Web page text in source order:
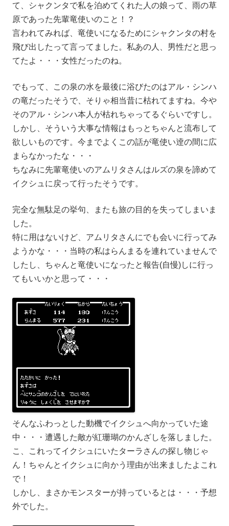
て、シャクンタで私を泊めてくれた人の娘って、雨の草
原であった先輩竜使いのこと！？
言われてみれば、竜使いになるためにシャクンタの村を
飛び出したって言ってました。私あの人、男性だと思っ
てたよ・・・女性だったのね。
でもって、この泉の水を最後に浴びたのはアル・シンハ
の竜だったそうで、そりゃ相当昔に枯れてますね。今や
そのアル・シンハ本人が枯れちゃってるぐらいですし。
しかし、そういう大事な情報はもっとちゃんと流布して
欲しいものです。今までよくこの話が竜使い逹の間に広
まらなかったな・・・
ちなみに先輩竜使いのアムリタさんはルズの泉を諦めて
イクシュに戻って行ったそうです。
完全な無駄足の挙句、またも旅の目的を失ってしまいま
した。
特に用はないけど、アムリタさんにでも会いに行ってみ
ようかな・・・当時の私はらんまるを連れていませんで
したし、ちゃんと竜使いになったと報告(自慢)しに行っ
てもいいかと思って・・・
そんなふわっとした動機でイクシュへ向かっていた途
中・・・遭遇した敵が紅珊瑚のかんざしを落しました。
こ、これってイクシュにいたターラさんの探し物じゃ
ん！ちゃんとイクシュに向かう理由が出来ましたよこれ
で！
しかし、まさかモンスターが持っているとは・・・予想
外でした。